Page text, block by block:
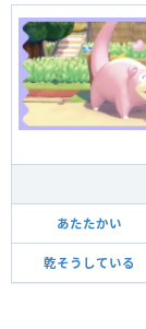
あたたかい
乾そうしている